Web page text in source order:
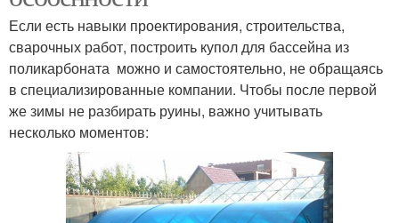
Если есть навыки проектирования, строительства,
сварочных работ, построить купол для бассейна из
поликарбоната можно и самостоятельно, не обращаясь
в специализированные компании. Чтобы после первой
же зимы не разбирать руины, важно учитывать
несколько моментов: